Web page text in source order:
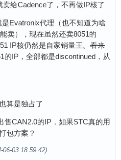
给Cadence了，不再做IP核了
Evatronix代理（也不知道为啥
卖），现在虽然还卖8051的
IP核仍然是自家销量王。 看来
的IP，全部都是discontinued，从
算是独占了
售CAN2.0的IP，如果STC真的用
包方案？
06-03 18:59:42)